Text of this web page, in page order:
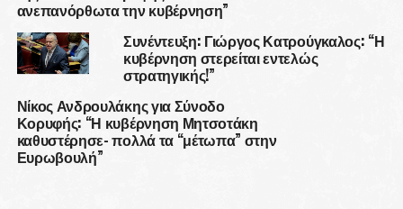
ανεπανόρθωτα την κυβέρνηση”
Συνέντευξη: Γιώργος Κατρούγκαλος: “Η
κυβέρνηση στερείται εντελώς
στρατηγικής!”
Νίκος Ανδρουλάκης για Σύνοδο
Κορυφής: “Η κυβέρνηση Μητσοτάκη
καθυστέρησε- πολλά τα “μέτωπα” στην
Ευρωβουλή”